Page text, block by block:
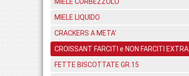
MIELE LIQUIDO
CRACKERS A META'
CROISSANT FARCITI e NON FARCITI EXTRA
FETTE BISCOTTATE GR.15